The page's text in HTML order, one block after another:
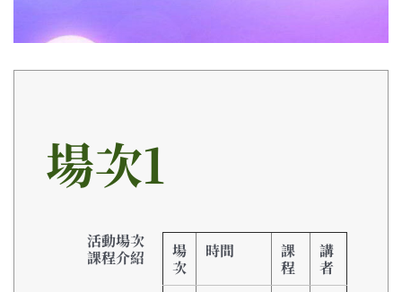
場次1
活動場次
課程介紹
場
次
時間
課
程
講
者